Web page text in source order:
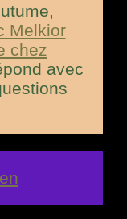
Melkior
chez
avec